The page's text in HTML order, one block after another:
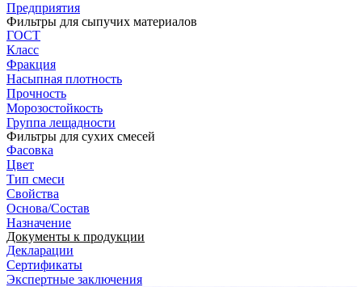
Предприятия
Фильтры для сыпучих материалов
ГОСТ
Класс
Фракция
Насыпная плотность
Прочность
Морозостойкость
Группа лещадности
Фильтры для сухих смесей
Фасовка
Цвет
Тип смеси
Свойства
Основа/Состав
Назначение
Документы к продукции
Декларации
Сертификаты
Экспертные заключения